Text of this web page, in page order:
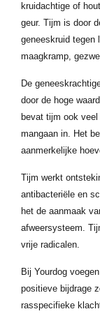
kruidachtige of
geur. Tijm is door
geneeskruid tegen
maagkramp,
De
door de hoge
bevat tijm ook
mangaan in. Het
aanmerkelijke
Tijm werkt
antibacteriële en
het de aanmaak
afweersysteem.
vrije radicalen.
Bij Yourdog
positieve bijdrage
rasspecifieke